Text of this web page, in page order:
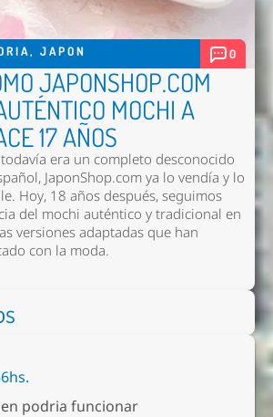
, JAPON 0
JAPONSHOP.COM
MOCHI A
17 AÑOS
era un completo desconocido
JaponShop.com ya lo vendía y lo
Hoy, 18 años después, seguimos
del mochi auténtico y tradicional en
versiones adaptadas que han
con la moda.
podria funcionar
Enviar